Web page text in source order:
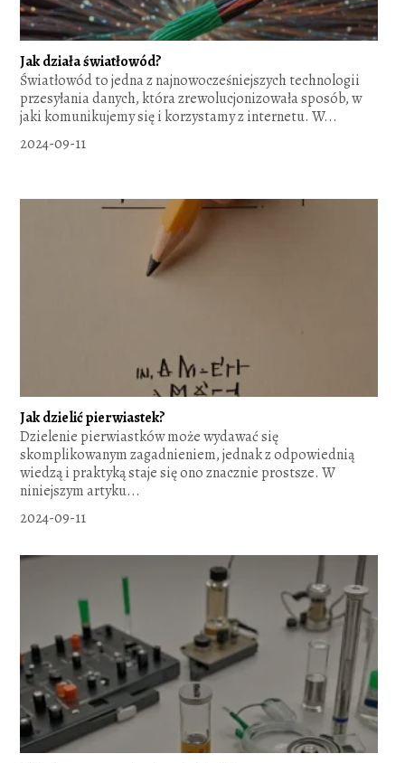
Jak działa światłowód?
Światłowód to jedna z najnowocześniejszych technologii
przesyłania danych, która zrewolucjonizowała sposób, w
jaki komunikujemy się i korzystamy z internetu. W...
2024-09-11
Jak dzielić pierwiastek?
Dzielenie pierwiastków może wydawać się
skomplikowanym zagadnieniem, jednak z odpowiednią
wiedzą i praktyką staje się ono znacznie prostsze. W
niniejszym artyku...
2024-09-11